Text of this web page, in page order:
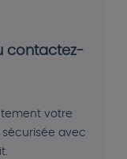
contactez-
votre
avec